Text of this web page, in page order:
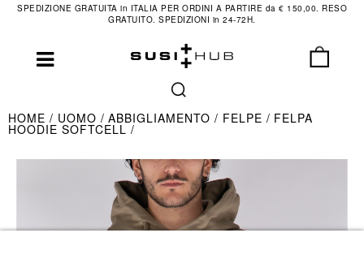
SPEDIZIONE GRATUITA in ITALIA PER ORDINI A PARTIRE da € 150,00. RESO
GRATUITO. SPEDIZIONI in 24-72H.
HOME UOMO ABBIGLIAMENTO FELPE FELPA
HOODIE SOFTCELL